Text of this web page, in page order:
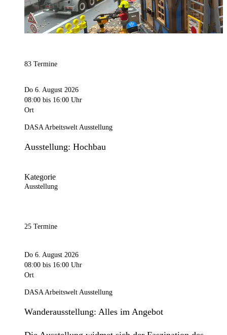
83 Termine
Do 6. August 2026
08:00 bis 16:00 Uhr
Ort
DASA Arbeitswelt Ausstellung
Ausstellung: Hochbau
Kategorie
Ausstellung
25 Termine
Do 6. August 2026
08:00 bis 16:00 Uhr
Ort
DASA Arbeitswelt Ausstellung
Wanderausstellung: Alles im Angebot